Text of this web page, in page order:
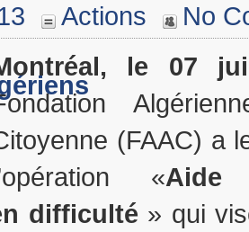
Actions
No
le 07
(FAAC) a
«Aide
difficulté » qui